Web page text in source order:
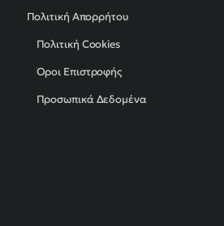
Πολιτική Απορρήτου
Πολιτική Cookies
Όροι Επιστροφής
Προσωπικά Δεδομένα